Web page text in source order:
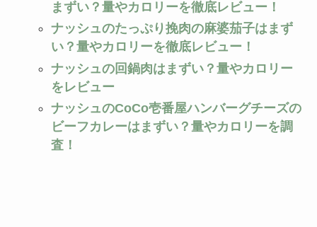
まずい？量やカロリーを徹底レビュー！
ナッシュのたっぷり挽肉の麻婆茄子はまず
い？量やカロリーを徹底レビュー！
ナッシュの回鍋肉はまずい？量やカロリー
をレビュー
ナッシュのCoCo壱番屋ハンバーグチーズの
ビーフカレーはまずい？量やカロリーを調
査！